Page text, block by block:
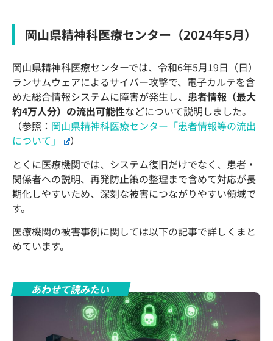
岡山県精神科医療センター（2024年5月）
岡山県精神科医療センターでは、令和6年5月19日（日）
ランサムウェアによるサイバー攻撃で、電子カルテを含
めた総合情報システムに障害が発生し、 患者情報（最大
約4万人分）の流出可能性などについて説明しました。
（参照： 岡山県精神科医療センター「患者情報等の流出
について」
）
とくに医療機関では、システム復旧だけでなく、患者・
関係者への説明、再発防止策の整理まで含めて対応が長
期化しやすいため、深刻な被害につながりやすい領域で
す。
医療機関の被害事例に関しては以下の記事で詳しくまと
めています。
あわせて読みたい